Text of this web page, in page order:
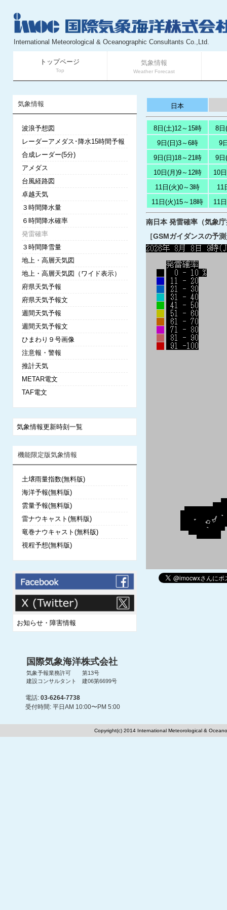
International Meteorological & Oceanographic Consultants Co.,Ltd.
トップページ
Top
気象情報
Weather Forecast
日本
8日(土)12～15時
8日
9日(日)3～6時
9
9日(日)18～21時
9日
10日(月)9～12時
10
11日(火)0～3時
11
11日(火)15～18時
11
南日本 発雷確率（気象
［GSMガイダンスの予
気象情報
波浪予想図
レーダーアメダス･降水15時間予報
合成レーダー(5分)
アメダス
台風経路図
卓越天気
３時間降水量
６時間降水確率
発雷確率
３時間降雪量
地上・高層天気図
地上・高層天気図（ワイド表示）
府県天気予報
府県天気予報文
週間天気予報
週間天気予報文
ひまわり９号画像
注意報・警報
推計天気
METAR電文
TAF電文
気象情報更新時刻一覧
機能限定版気象情報
土壌雨量指数(無料版)
海洋予報(無料版)
雲量予報(無料版)
雷ナウキャスト(無料版)
竜巻ナウキャスト(無料版)
視程予想(無料版)
お知らせ・障害情報
国際気象海洋株式会社
気象予報業務許可 第13号
建設コンサルタント 建06第6699号
電話: 03-6264-7738
受付時間: 平日AM 10:00〜PM 5:00
Copyright(c) 2014 International Meteorological &